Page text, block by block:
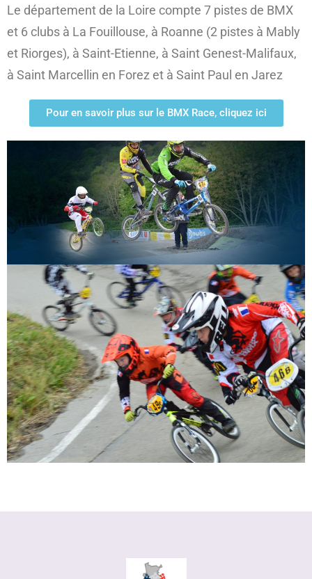
Le département de la Loire compte 7 pistes de BMX
et 6 clubs à La Fouillouse, à Roanne (2 pistes à Mably
et Riorges), à Saint-Etienne, à Saint Genest-Malifaux,
à Saint Marcellin en Forez et à Saint Paul en Jarez
Pour en savoir plus sur le BMX Race, cliquez ici